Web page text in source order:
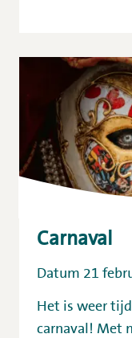
Carnaval
Datum 21
Het is weer
carnaval! Met